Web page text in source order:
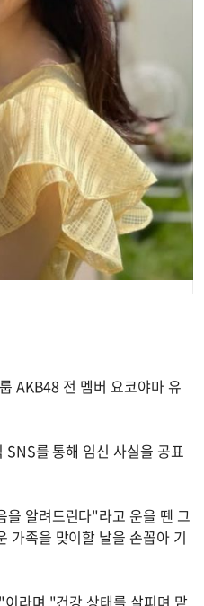
AKB48 전 멤버 요코야마 유
를 통해 임신 사실을 공표
을 알려드린다"라고 운을 뗀 그
가족을 맞이할 날을 손꼽아 기
라며 "건강 상태를 살피며 맡